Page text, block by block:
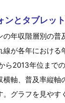
ンとタブレッ
の年収階層別の普
線が各年における
ら2013年位まで
横軸、普及率縦
。グラフを見や